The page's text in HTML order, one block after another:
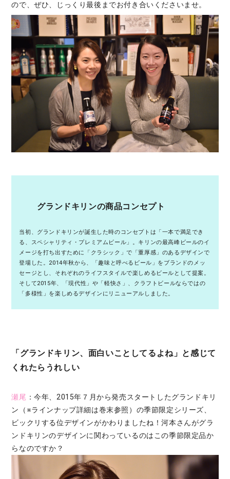
ので、ぜひ、じっくり最後までお付き合いくださいませ。
グランドキリンの商品コンセプト
当初、グランドキリンが誕生した時のコンセプトは「一本で満足でき
る、スペシャリティ・プレミアムビール」。キリンの最高峰ビールのイ
メージを打ち出すために「クラシック」で「重厚感」のあるデザインで
登場した。2014年秋から、「趣味と呼べるビール」をブランドのメッ
セージとし、それぞれのライフスタイルで楽しめるビールとして提案。
そして2015年、「現代性」や「軽快さ」、クラフトビールならではの
「多様性」を楽しめるデザインにリニューアルしました。
「グランドキリン、面白いことしてるよね」と感じて
くれたらうれしい
瀬尾 ：今年、2015年７月から発売スタートしたグランドキリ
ン（※ラインナップ詳細は巻末参照）の季節限定シリーズ、
ビックリする位デザインがかわりましたね！河本さんがグラ
ンドキリンのデザインに関わっているのはこの季節限定品か
らなのですか？